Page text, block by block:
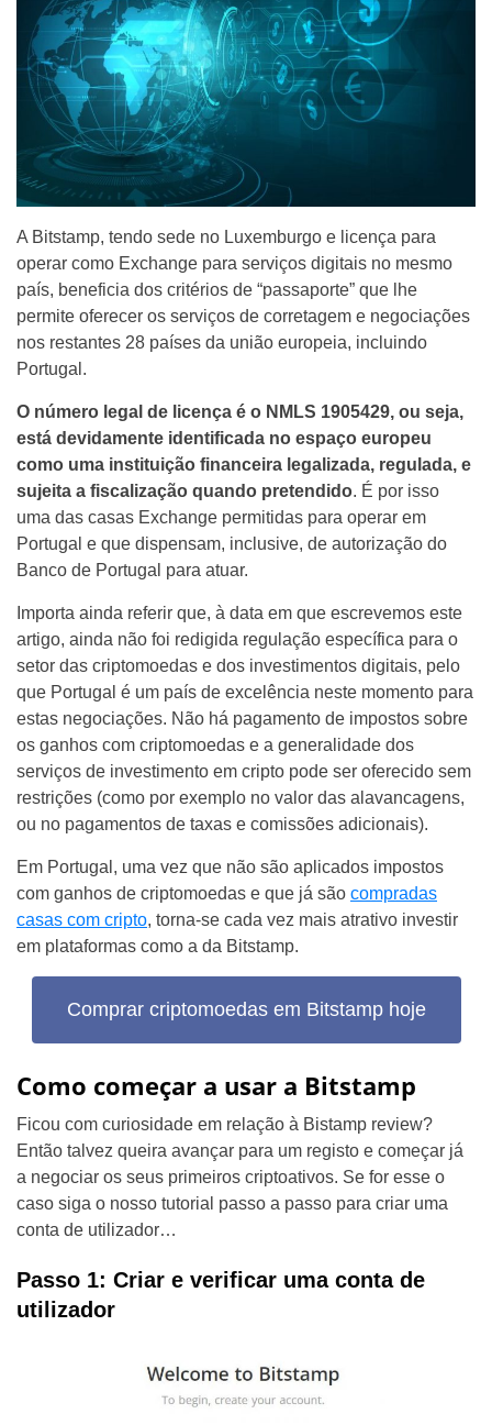
A Bitstamp, tendo sede no Luxemburgo e licença para
operar como Exchange para serviços digitais no mesmo
país, beneficia dos critérios de “passaporte” que lhe
permite oferecer os serviços de corretagem e negociações
nos restantes 28 países da união europeia, incluindo
Portugal.
O número legal de licença é o NMLS 1905429, ou seja,
está devidamente identificada no espaço europeu
como uma instituição financeira legalizada, regulada, e
sujeita a fiscalização quando pretendido. É por isso
uma das casas Exchange permitidas para operar em
Portugal e que dispensam, inclusive, de autorização do
Banco de Portugal para atuar.
Importa ainda referir que, à data em que escrevemos este
artigo, ainda não foi redigida regulação específica para o
setor das criptomoedas e dos investimentos digitais, pelo
que Portugal é um país de excelência neste momento para
estas negociações. Não há pagamento de impostos sobre
os ganhos com criptomoedas e a generalidade dos
serviços de investimento em cripto pode ser oferecido sem
restrições (como por exemplo no valor das alavancagens,
ou no pagamentos de taxas e comissões adicionais).
Em Portugal, uma vez que não são aplicados impostos
com ganhos de criptomoedas e que já são compradas
casas com cripto, torna-se cada vez mais atrativo investir
em plataformas como a da Bitstamp.
Comprar criptomoedas em Bitstamp hoje
Como começar a usar a Bitstamp
Ficou com curiosidade em relação à Bistamp review?
Então talvez queira avançar para um registo e começar já
a negociar os seus primeiros criptoativos. Se for esse o
caso siga o nosso tutorial passo a passo para criar uma
conta de utilizador…
Passo 1: Criar e verificar uma conta de
utilizador